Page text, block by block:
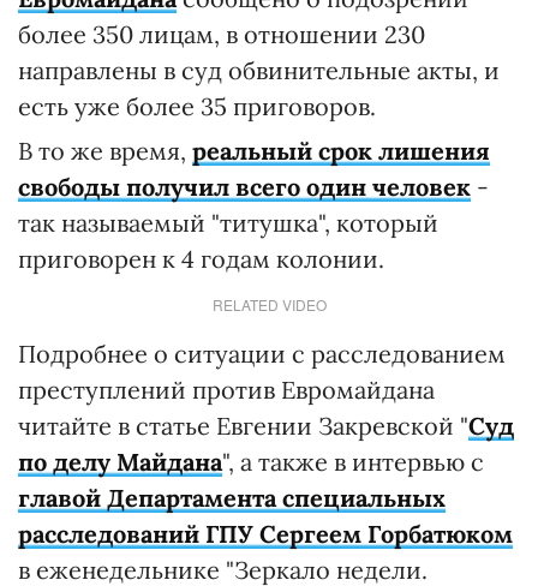
более 350 лицам, в отношении 230
направлены в суд обвинительные акты, и
есть уже более 35 приговоров.
В то же время, реальный срок лишения
свободы получил всего один человек -
так называемый "титушка", который
приговорен к 4 годам колонии.
RELATED VIDEO
Подробнее о ситуации с расследованием
преступлений против Евромайдана
читайте в статье Евгении Закревской "Суд
по делу Майдана", а также в интервью с
главой Департамента специальных
расследований ГПУ Сергеем Горбатюком
в еженедельнике "Зеркало недели.